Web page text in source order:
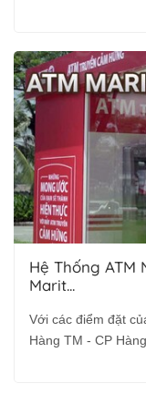
Hệ Thống ATM
Marit...
Với các điểm đặt
Hàng TM - CP